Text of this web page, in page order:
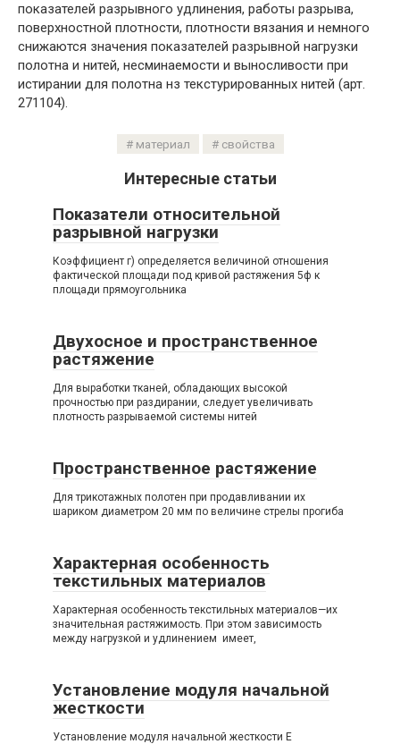
показателей разрывного удлинения, работы разрыва,
поверхностной плотности, плотности вязания и немного
снижаются значения показателей разрывной нагрузки
полотна и нитей, несминаемости и выносливости при
истирании для полотна нз текстурированных нитей (арт.
271104).
материал свойства
Интересные статьи
Показатели относительной
разрывной нагрузки
Коэффициент г) определяется величиной отношения
фактической площади под кривой растяжения 5ф к
площади прямоугольника
Двухосное и пространственное
растяжение
Для выработки тканей, обладающих высокой
прочностью при раздирании, следует увеличивать
плотность разрываемой системы нитей
Пространственное растяжение
Для трикотажных полотен при продавливании их
шариком диаметром 20 мм по величине стрелы прогиба
Характерная особенность
текстильных материалов
Характерная особенность текстильных материалов—их
значительная растяжимость. При этом зависимость
между нагрузкой и удлинением имеет,
Установление модуля начальной
жесткости
Установление модуля начальной жесткости Е